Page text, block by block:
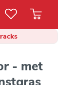
- met